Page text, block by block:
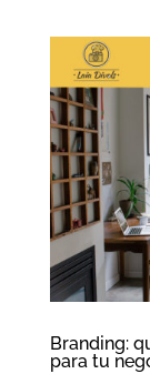
Branding:
para tu